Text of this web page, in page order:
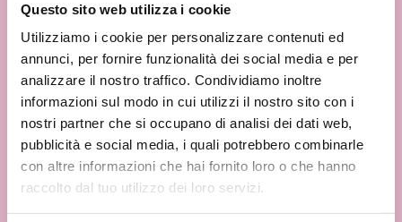
Questo sito web utilizza i cookie
Utilizziamo i cookie per personalizzare contenuti ed
annunci, per fornire funzionalità dei social media e per
analizzare il nostro traffico. Condividiamo inoltre
informazioni sul modo in cui utilizzi il nostro sito con i
nostri partner che si occupano di analisi dei dati web,
pubblicità e social media, i quali potrebbero combinarle
con altre informazioni che hai fornito loro o che hanno
raccolto dal tuo utilizzo dei loro servizi.